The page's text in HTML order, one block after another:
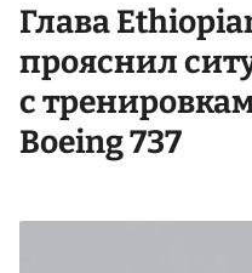
Глава
прояснил
с
Boeing 737